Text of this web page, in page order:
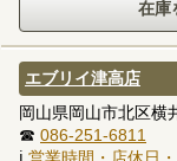
エブリイ津高店
岡山県岡山市北区横
☎ 086-251-6811